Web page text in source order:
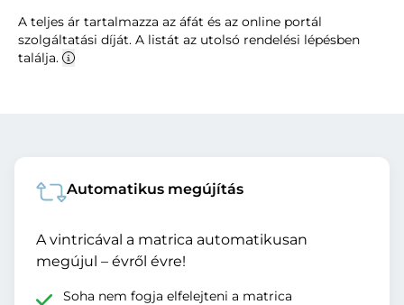
A teljes ár tartalmazza az áfát és az online portál
szolgáltatási díját. A listát az utolsó rendelési lépésben
találja.
Automatikus megújítás
A vintricával a matrica automatikusan
megújul – évről évre!
Soha nem fogja elfelejteni a matrica